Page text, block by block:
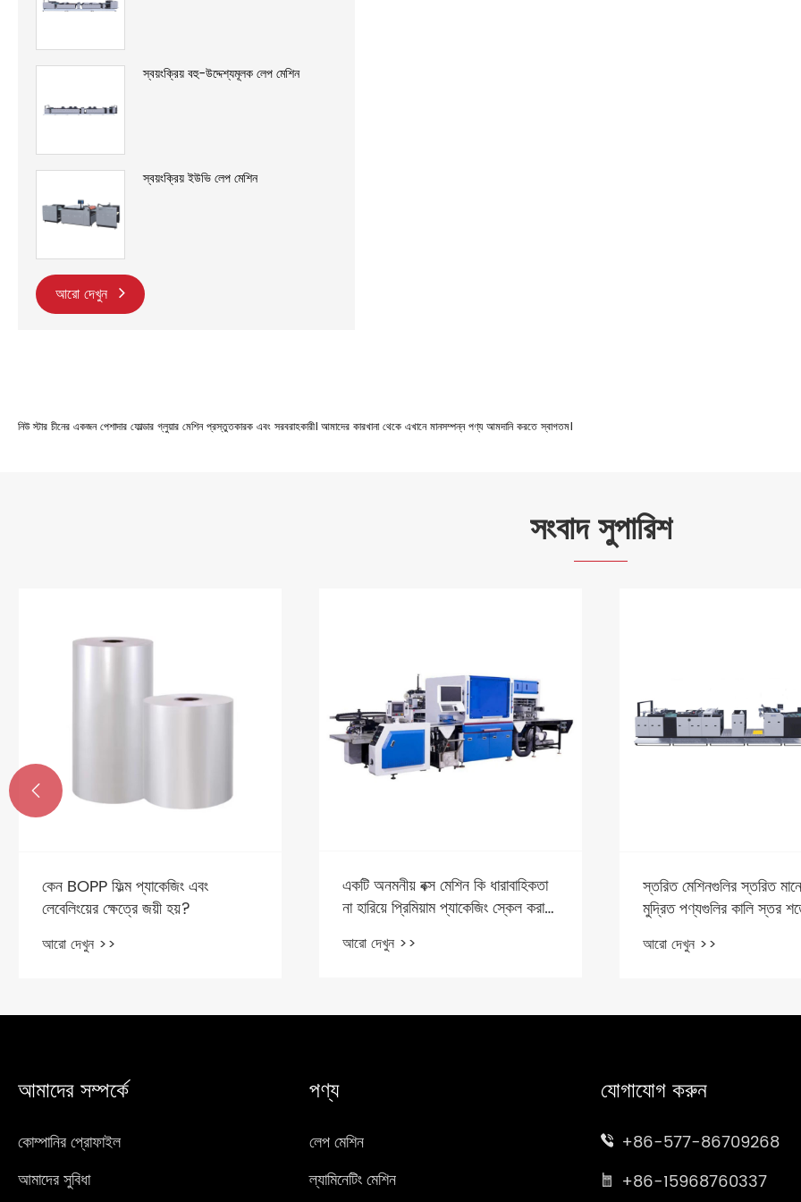
স্বয়ংক্রিয় বহু-উদ্দেশ্যমূলক লেপ মেশিন
স্বয়ংক্রিয় ইউভি লেপ মেশিন
আরো দেখুন
নিউ স্টার চীনের একজন পেশাদার ফোল্ডার গ্লুয়ার মেশিন প্রস্তুতকারক এবং সরবরাহকারী। আমাদের কারখানা থেকে এখানে মানসম্পন্ন পণ্য আমদানি করতে স্বাগতম।
সংবাদ সুপারিশ
কেন BOPP ফিল্ম প্যাকেজিং এবং
লেবেলিংয়ের ক্ষেত্রে জয়ী হয়?
আরো দেখুন >>
একটি অনমনীয় বক্স মেশিন কি ধারাবাহিকতা
না হারিয়ে প্রিমিয়াম প্যাকেজিং স্কেল করার
আরো দেখুন >>
স্তরিত মেশিনগুলির স্তরিত
মুদ্রিত পণ্যগুলির কালি স্তর
আরো দেখুন >>

আমাদের সম্পর্কে
কোম্পানির প্রোফাইল
আমাদের সুবিধা
পণ্য
লেপ মেশিন
ল্যামিনেটিং মেশিন
যোগাযোগ করুন
+86-577-86709268
+86-15968760337